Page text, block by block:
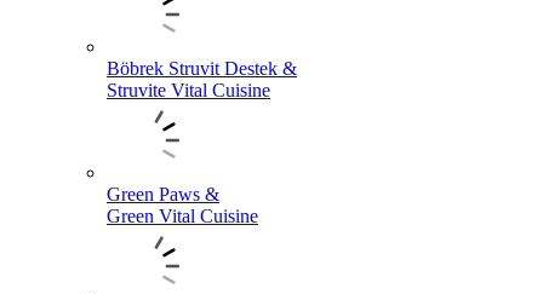
Böbrek Struvit Destek &
Struvite Vital Cuisine
Green Paws &
Green Vital Cuisine